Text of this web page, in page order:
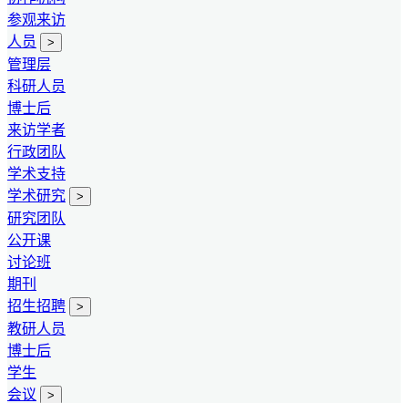
参观来访
人员
>
管理层
科研人员
博士后
来访学者
行政团队
学术支持
学术研究
>
研究团队
公开课
讨论班
期刊
招生招聘
>
教研人员
博士后
学生
会议
>